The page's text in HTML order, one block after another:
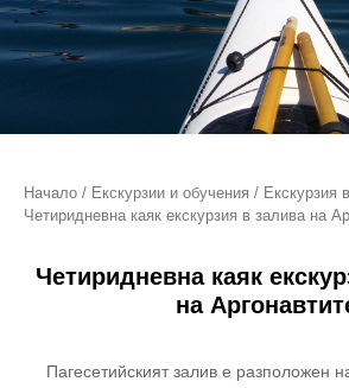
Начало / Екскурзии и обучения / Екскурзия
Четиридневна каяк екскурзия в залива на
Четиридневна каяк
на
Пагесетийският залив е разположен